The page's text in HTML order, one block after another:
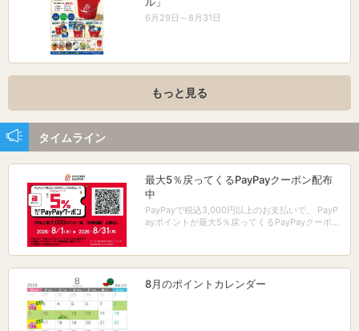
6月29日～8月31日
もっと見る
タイムライン
最大5％戻ってくるPayPayクーポン配布
中
PayPayで税込3,000円以上のお支払いで、 PayP
ayポイントが最大5％戻ってくるPayPayクーポン
8月のポイントカレンダー